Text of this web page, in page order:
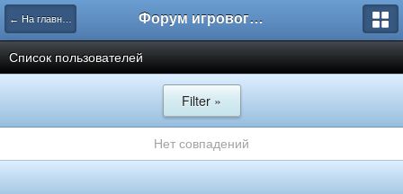
← На главную Форум игрового проекта Riverrise
Список пользователей
Filter »
Нет совпадений